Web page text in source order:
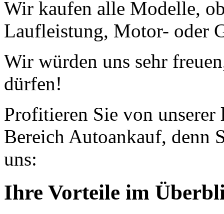
Wir kaufen alle Modelle,
Laufleistung, Motor- oder
Wir würden uns sehr
dürfen!
Profitieren Sie von
Bereich Autoankauf, denn
uns:
Ihre Vorteile im